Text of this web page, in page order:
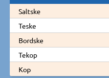
Saltske
Teske
Bordske
Tekop
Kop